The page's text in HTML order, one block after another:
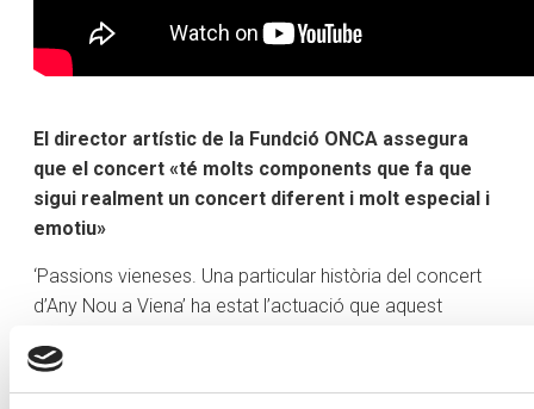
El director artístic de la Fundció ONCA assegura
que el concert «té molts components que fa que
sigui realment un concert diferent i molt especial i
emotiu»
‘Passions vieneses. Una particular història del concert
d’Any Nou a Viena’ ha estat l’actuació que aquest
tancar la cinquena edició de l’Ordino Clàssic. Amb un
auditori ple de gom a gom, els músics de l’Orquestra